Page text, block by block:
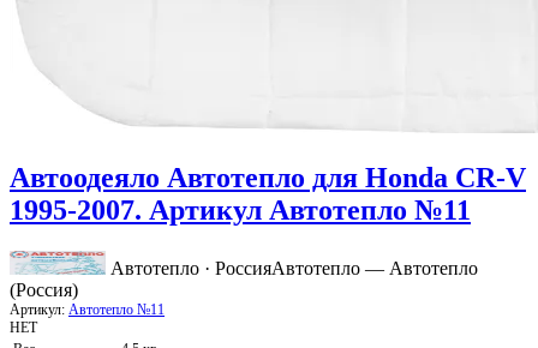
Автоодеяло Автотепло для Honda CR-V
1995-2007. Артикул Автотепло №11
Автотепло · РоссияАвтотепло — Автотепло
(Россия)
Артикул: Автотепло №11
НЕТ